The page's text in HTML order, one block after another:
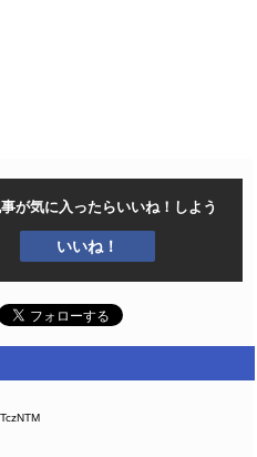
が気に入ったらいいね！しよう
いいね！